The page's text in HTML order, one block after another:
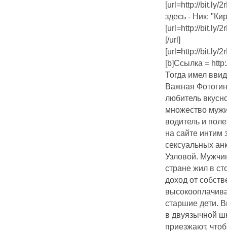
[url=http://bit.ly/
здесь - Ник:
[url=http://bit.ly/
[/url]
[url=http://bit.ly/
[b]Ссылка =
Тогда имел
Важная
любитель
множество
водитель и
на сайте интим
сексуальных
Узловой.
стране жил в
доход от
старшие дети.
в двуязычной
приезжают,